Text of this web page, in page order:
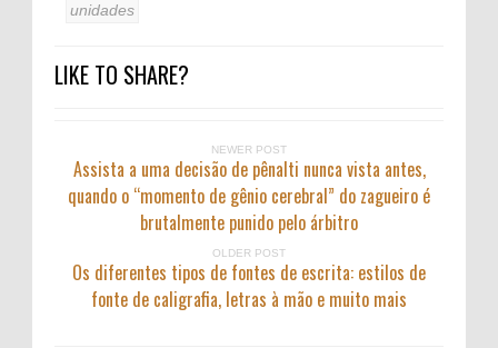
unidades
LIKE TO SHARE?
NEWER POST
Assista a uma decisão de pênalti nunca vista antes,
quando o “momento de gênio cerebral” do zagueiro é
brutalmente punido pelo árbitro
OLDER POST
Os diferentes tipos de fontes de escrita: estilos de
fonte de caligrafia, letras à mão e muito mais